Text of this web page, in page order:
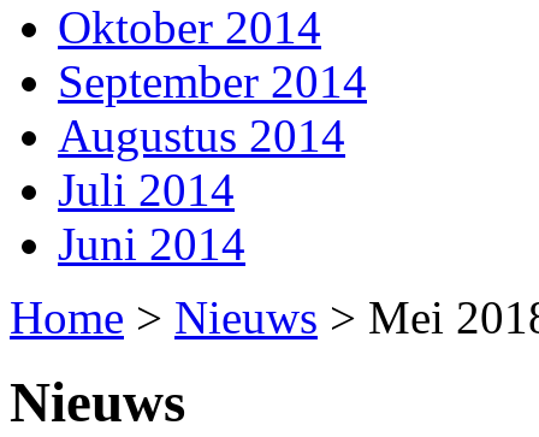
Oktober 2014
September 2014
Augustus 2014
Juli 2014
Juni 2014
Home > Nieuws > Mei
Nieuws